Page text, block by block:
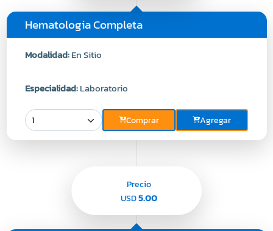
Hematologia Completa
Modalidad:En Sitio
Especialidad:Laboratorio
Comprar Agregar
Precio
USD5.00